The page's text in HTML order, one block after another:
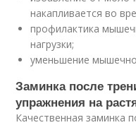
накапливается во
профилактика
нагрузки;
уменьшение
Заминка после
упражнения на
Качественная заминка